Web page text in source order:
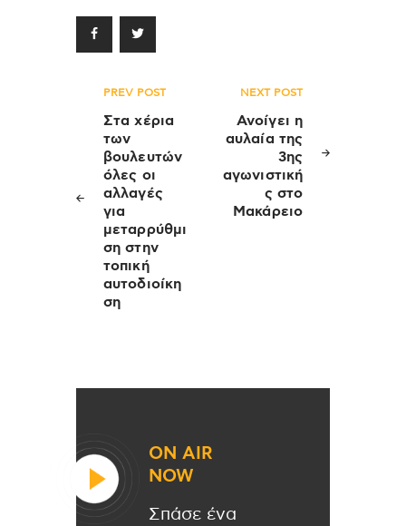
Πλοήγηση
άρθρων
PREV POST
Στα χέρια
των
βουλευτών
όλες οι
αλλαγές
για
μεταρρύθμι
ση στην
τοπική
αυτοδιοίκη
ση
NEXT POST
Ανοίγει η
αυλαία της
3ης
αγωνιστική
ς στο
Μακάρειο
ON AIR
NOW
Σπάσε ένα